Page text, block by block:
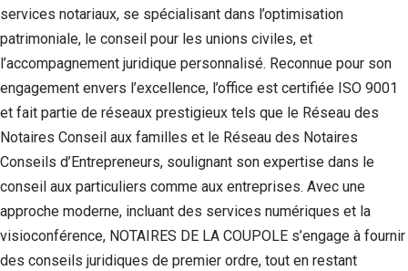
services notariaux, se spécialisant dans l’optimisation
patrimoniale, le conseil pour les unions civiles, et
l’accompagnement juridique personnalisé. Reconnue pour son
engagement envers l’excellence, l’office est certifiée ISO 9001
et fait partie de réseaux prestigieux tels que le Réseau des
Notaires Conseil aux familles et le Réseau des Notaires
Conseils d’Entrepreneurs, soulignant son expertise dans le
conseil aux particuliers comme aux entreprises. Avec une
approche moderne, incluant des services numériques et la
visioconférence, NOTAIRES DE LA COUPOLE s’engage à fournir
des conseils juridiques de premier ordre, tout en restant
Statistiques
Afin que
nous
puissions
améliorer la
fonctionnalité
et la structure
en fonction
de la façon
dont le site
Web est
utilisé.